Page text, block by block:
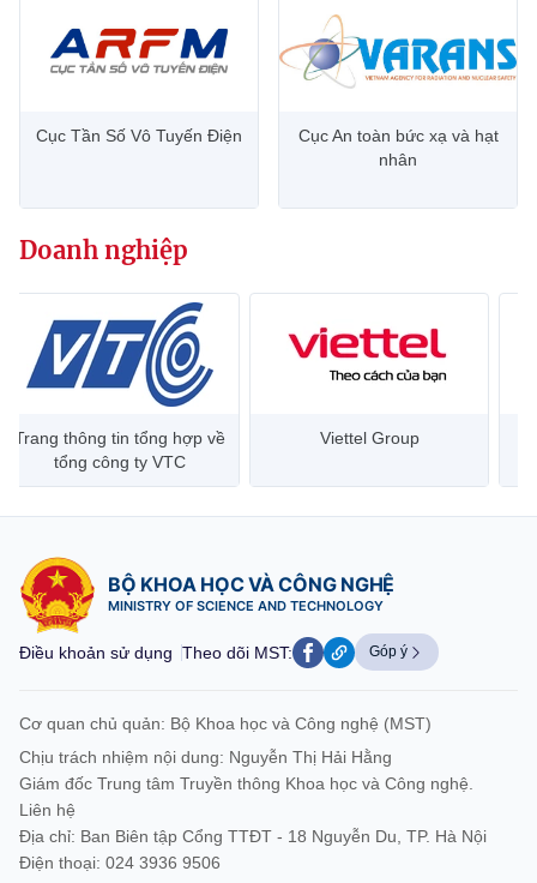
Cục Tần Số Vô Tuyến Điện
Cục An toàn bức xạ và hạt
nhân
Doanh nghiệp
Trang thông tin tổng hợp về
tổng công ty VTC
Viettel Group
BỘ KHOA HỌC VÀ CÔNG NGHỆ
MINISTRY OF SCIENCE AND TECHNOLOGY
Điều khoản sử dụng Theo dõi MST: Góp ý
Cơ quan chủ quản: Bộ Khoa học và Công nghệ (MST)
Chịu trách nhiệm nội dung: Nguyễn Thị Hải Hằng
Giám đốc Trung tâm Truyền thông Khoa học và Công nghệ.
Liên hệ
Địa chỉ: Ban Biên tập Cổng TTĐT - 18 Nguyễn Du, TP. Hà Nội
Điện thoại: 024 3936 9506